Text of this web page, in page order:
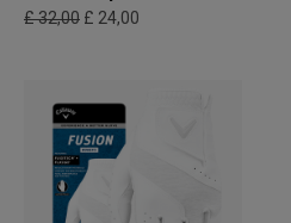
£ 32,00 £ 24,00